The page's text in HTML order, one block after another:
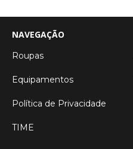
NAVEGAÇÃO
Roupas
Equipamentos
Política de Privacidade
TIME